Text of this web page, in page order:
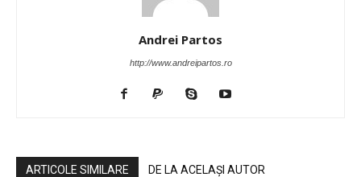
Andrei Partos
http://www.andreipartos.ro
ARTICOLE SIMILARE DE LA ACELAȘI AUTOR